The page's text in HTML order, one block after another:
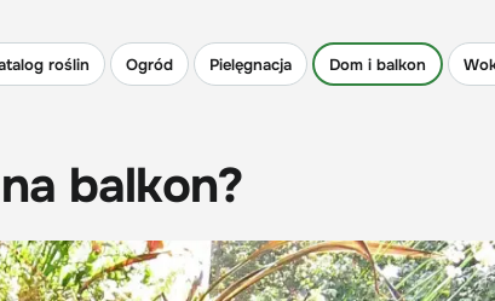
roślin Ogród Pielęgnacja Dom i balkon
balkon?